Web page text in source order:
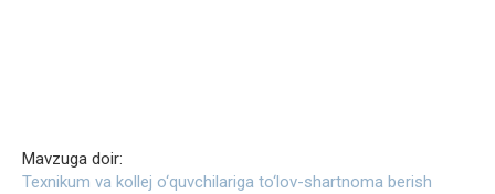
Mavzuga doir:
Texnikum va kollej o‘quvchilariga to‘lov-shartnoma berish